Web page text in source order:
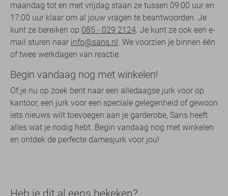
maandag tot en met vrijdag staan ze tussen 09:00 uur en
17:00 uur klaar om al jouw vragen te beantwoorden. Je
kunt ze bereiken op 085 - 029 2124. Je kunt ze ook een e-
mail sturen naar info@sans.nl. We voorzien je binnen één
of twee werkdagen van reactie.
Begin vandaag nog met winkelen!
Of je nu op zoek bent naar een alledaagse jurk voor op
kantoor, een jurk voor een speciale gelegenheid of gewoon
iets nieuws wilt toevoegen aan je garderobe, Sans heeft
alles wat je nodig hebt. Begin vandaag nog met winkelen
en ontdek de perfecte damesjurk voor jou!
Heb je dit al eens bekeken?